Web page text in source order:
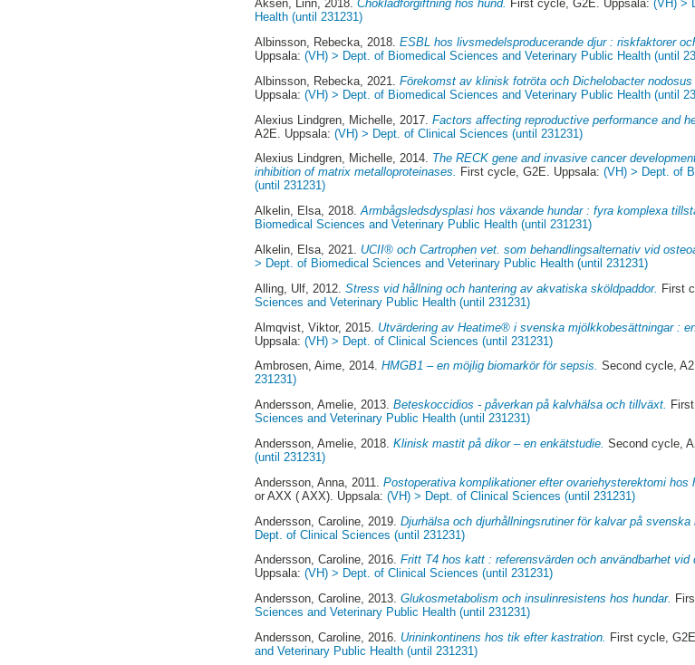
Aksén, Linn, 2018.Chokladförgiftning hos hund. First cycle, G2E. Uppsala:(VH) >
Health (until 231231)
Albinsson, Rebecka , 2018.ESBL hos livsmedelsproducerande djur : riskfaktorer
Uppsala:(VH) > Dept. of Biomedical Sciences and Veterinary Public Health (until
Albinsson, Rebecka , 2021.Förekomst av klinisk fotröta och Dichelobacter
Uppsala:(VH) > Dept. of Biomedical Sciences and Veterinary Public Health (until
Alexius Lindgren, Michelle , 2017.Factors affecting reproductive performance and
A2E. Uppsala:(VH) > Dept. of Clinical Sciences (until 231231)
Alexius Lindgren, Michelle, 2014. The RECK gene and invasive cancer
inhibition of matrix metalloproteinases. First cycle, G2E. Uppsala:(VH) > Dept. of
(until 231231)
Alkelin, Elsa, 2018.Armbågsledsdysplasi hos växande hundar : fyra komplexa
Biomedical Sciences and Veterinary Public Health (until 231231)
Alkelin, Elsa , 2021. UCII® och Cartrophen vet. som behandlingsalternativ vid
> Dept. of Biomedical Sciences and Veterinary Public Health (until 231231)
Alling, Ulf , 2012.Stress vid hållning och hantering av akvatiska sköldpaddor. First
Sciences and Veterinary Public Health (until 231231)
Almqvist, Viktor, 2015. Utvärdering av Heatime® i svenska mjölkkobesättningar :
Uppsala:(VH) > Dept. of Clinical Sciences (until 231231)
Ambrosen, Aime, 2014.HMGB1 – en möjlig biomarkör för sepsis. Second cycle,
231231)
Andersson, Amelie, 2013.Beteskoccidios - påverkan på kalvhälsa och tillväxt.
Sciences and Veterinary Public Health (until 231231)
Andersson, Amelie , 2018.Klinisk mastit på dikor – en enkätstudie. Second cycle,
(until 231231)
Andersson, Anna , 2011.Postoperativa komplikationer efter ovariehysterektomi hos
or AXX ( AXX). Uppsala:(VH) > Dept. of Clinical Sciences (until 231231)
Andersson, Caroline , 2019.Djurhälsa och djurhållningsrutiner för kalvar på svenska
Dept. of Clinical Sciences (until 231231)
Andersson, Caroline, 2016.Fritt T4 hos katt : referensvärden och användbarhet vid
Uppsala:(VH) > Dept. of Clinical Sciences (until 231231)
Andersson, Caroline, 2013.Glukosmetabolism och insulinresistens hos hundar.
Sciences and Veterinary Public Health (until 231231)
Andersson, Caroline , 2016. Urininkontinens hos tik efter kastration. First cycle,
and Veterinary Public Health (until 231231)